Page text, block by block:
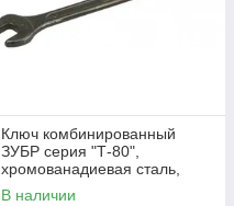
Ключ комбинированный
ЗУБР серия "Т-80",
хромованадиевая сталь,
зелёный цинк, 9мм
В наличии